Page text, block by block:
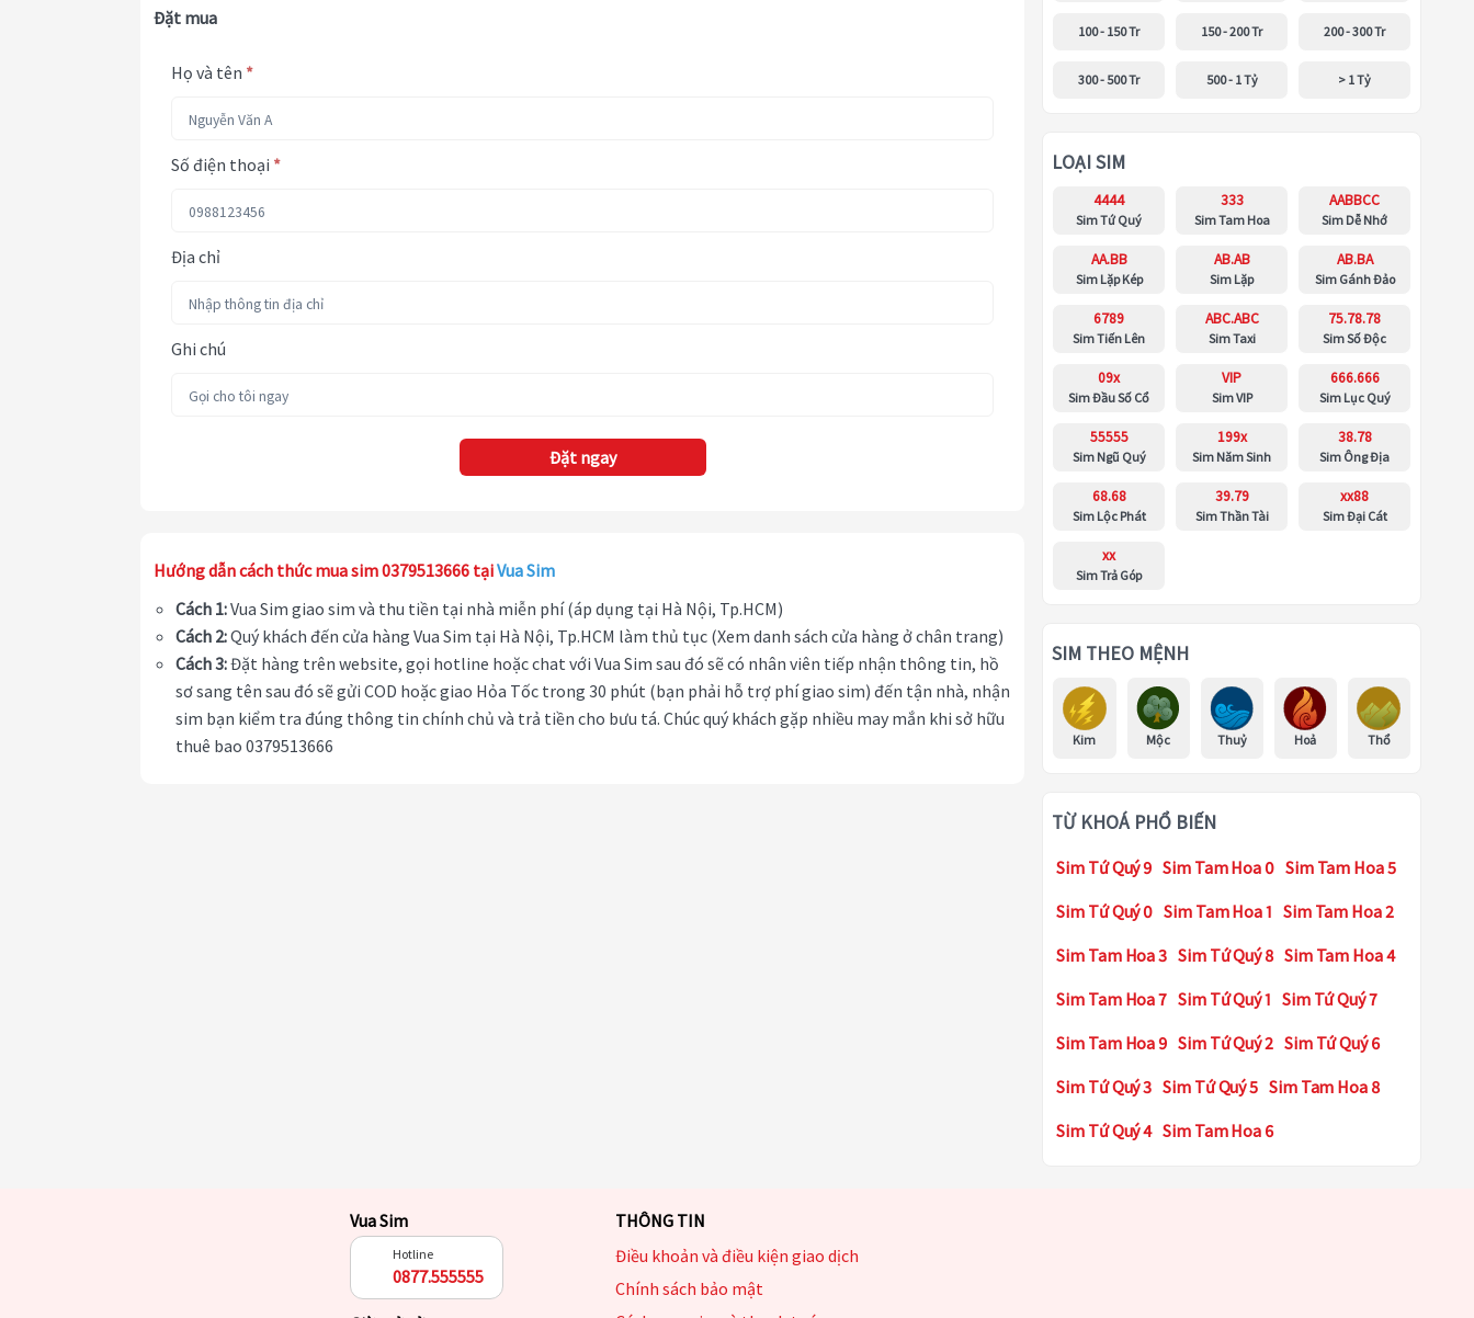
Đặt mua
Họ và tên *
Số điện thoại *
Địa chỉ
Ghi chú
Đặt ngay
Hướng dẫn cách thức mua sim 0379513666 tạiVua Sim
Cách 1:Vua Sim giao sim và thu tiền tại nhà miễn phí (áp dụng tại Hà Nội, Tp.HCM)
Cách 2:Quý khách đến cửa hàng Vua Sim tại Hà Nội, Tp.HCM làm thủ tục (Xem danh sách cửa hàng ở chân trang)
Cách 3:Đặt hàng trên website, gọi hotline hoặc chat với Vua Sim sau đó sẽ có nhân viên tiếp nhận thông tin, hồ
sơ sang tên sau đó sẽ gửi COD hoặc giao Hỏa Tốc trong 30 phút (bạn phải hỗ trợ phí giao sim) đến tận nhà, nhận
sim bạn kiểm tra đúng thông tin chính chủ và trả tiền cho bưu tá. Chúc quý khách gặp nhiều may mắn khi sở hữu
thuê bao 0379513666
100 - 150 Tr 150 - 200 Tr 200 - 300 Tr
300 - 500 Tr 500 - 1 Tỷ > 1 Tỷ
LOẠI SIM
4444
Sim Tứ Quý
333
Sim Tam Hoa
AABBCC
Sim Dễ Nhớ
AA.BB
Sim Lặp Kép
AB.AB
Sim Lặp
AB.BA
Sim Gánh Đảo
6789
Sim Tiến Lên
ABC.ABC
Sim Taxi
75.78.78
Sim Số Độc
09x
Sim Đầu Số Cổ
VIP
Sim VIP
666.666
Sim Lục Quý
55555
Sim Ngũ Quý
199x
Sim Năm Sinh
38.78
Sim Ông Địa
68.68
Sim Lộc Phát
39.79
Sim Thần Tài
xx88
Sim Đại Cát
xx
Sim Trả Góp
SIM THEO MỆNH
Kim Mộc Thuỷ Hoả Thổ
TỪ KHOÁ PHỔ BIẾN
Sim Tứ Quý 9 Sim Tam Hoa 0 Sim Tam Hoa 5
Sim Tứ Quý 0 Sim Tam Hoa 1 Sim Tam Hoa 2
Sim Tam Hoa 3 Sim Tứ Quý 8 Sim Tam Hoa 4
Sim Tam Hoa 7 Sim Tứ Quý 1 Sim Tứ Quý 7
Sim Tam Hoa 9 Sim Tứ Quý 2 Sim Tứ Quý 6
Sim Tứ Quý 3 Sim Tứ Quý 5 Sim Tam Hoa 8
Sim Tứ Quý 4 Sim Tam Hoa 6
Vua Sim
Hotline
0877.555555
THÔNG TIN
Điều khoản và điều kiện giao dịch
Chính sách bảo mật